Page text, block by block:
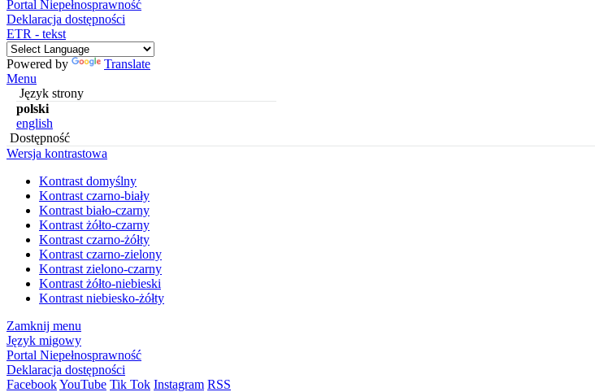
Portal Niepełnosprawność
Deklaracja dostępności
ETR - tekst
Powered by
Translate
Menu
Język strony
polski
english
Dostępność
Wersja kontrastowa
Kontrast domyślny
Kontrast czarno-biały
Kontrast biało-czarny
Kontrast żółto-czarny
Kontrast czarno-żółty
Kontrast czarno-zielony
Kontrast zielono-czarny
Kontrast żółto-niebieski
Kontrast niebiesko-żółty
Zamknij menu
Język migowy
Portal Niepełnosprawność
Deklaracja dostępności
FacebookYouTube Tik Tok Instagram RSS